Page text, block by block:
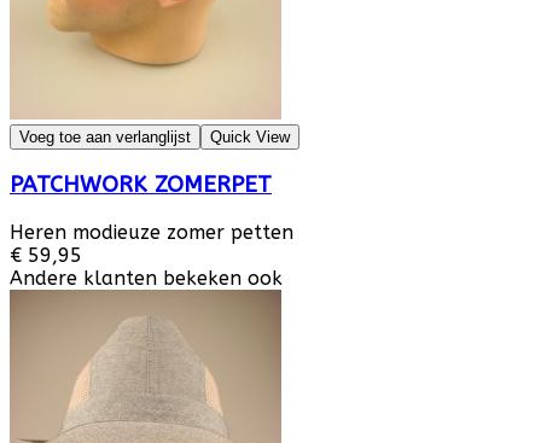
Voeg toe aan verlanglijst Quick View
PATCHWORK ZOMERPET
Heren modieuze zomer petten
€ 59,95
Andere klanten bekeken ook